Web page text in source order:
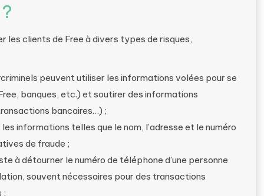
les clients de Free à divers types de risques,
peuvent utiliser les informations volées pour se
banques, etc.) et soutirer des informations
bancaires…) ;
informations telles que le nom, l’adresse et le numéro
de fraude ;
à détourner le numéro de téléphone d’une personne
souvent nécessaires pour des transactions
;